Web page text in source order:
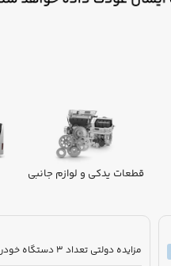
قطعات یدکی و لوازم جانبی